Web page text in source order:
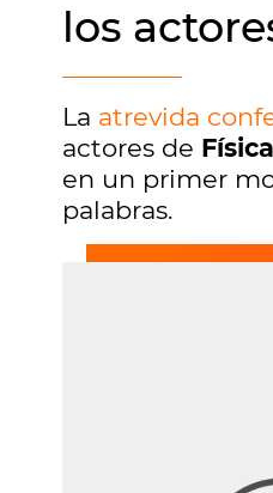
los
La atrevida
actores de
en un primer
palabras.